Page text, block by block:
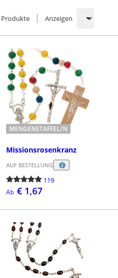
Produkte Anzeigen
MENGENSTAFFEL/N
Missionsrosenkranz
AUF BESTELLUNG
119
Ab € 1,67